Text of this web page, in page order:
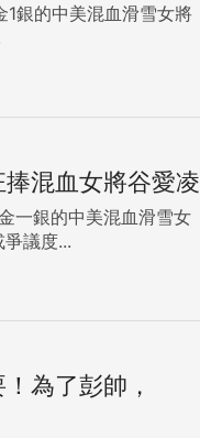
銀的中美混血滑雪女將
混血女將谷愛凌
一銀的中美混血滑雪女
議度...
為了彭帥，